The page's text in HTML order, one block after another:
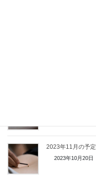
2023年11月の予定
2023年10月20日